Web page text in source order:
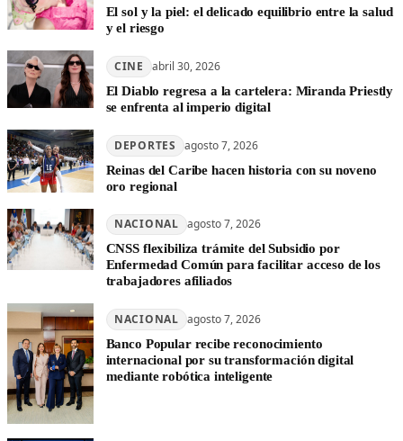
El sol y la piel: el delicado equilibrio entre la salud
y el riesgo
CINE abril 30, 2026
El Diablo regresa a la cartelera: Miranda Priestly
se enfrenta al imperio digital
DEPORTES agosto 7, 2026
Reinas del Caribe hacen historia con su noveno
oro regional
NACIONAL agosto 7, 2026
CNSS flexibiliza trámite del Subsidio por
Enfermedad Común para facilitar acceso de los
trabajadores afiliados
NACIONAL agosto 7, 2026
Banco Popular recibe reconocimiento
internacional por su transformación digital
mediante robótica inteligente